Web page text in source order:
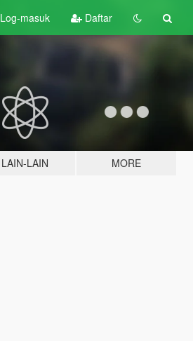
Log-masuk Daftar
LAIN-LAIN MORE